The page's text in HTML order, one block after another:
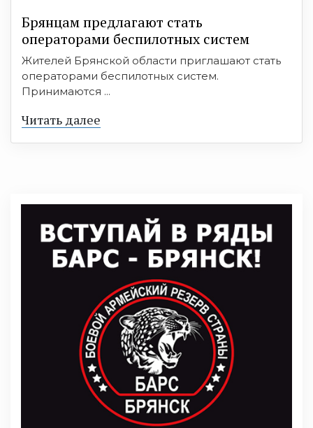
Брянцам предлагают cтать
оперaтoрами бeспилотных систeм
Жителей Брянской области приглашают стать
операторами беспилотных систем.
Принимаются ...
Читать далее